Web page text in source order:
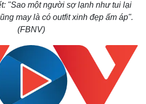
"Sao một người sợ lạnh như tui lại
may là có outfit xinh đẹp ấm áp".
(FBNV)